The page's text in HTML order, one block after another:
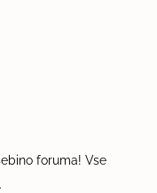
foruma! Vse